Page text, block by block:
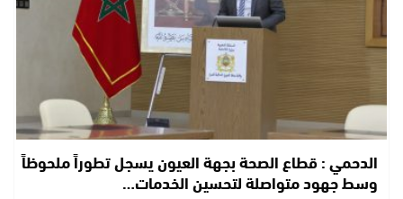
الدحمي : قطاع الصحة بجهة العيون يسجل تطوراً ملحوظاً
وسط جهود متواصلة لتحسين الخدمات…